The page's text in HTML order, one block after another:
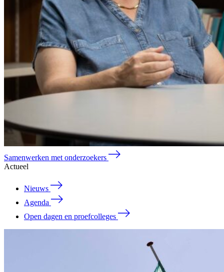
Samenwerken met onderzoekers
Actueel
Nieuws
Agenda
Open dagen en proefcolleges